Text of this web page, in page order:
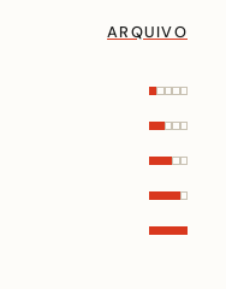
ARQUIVO